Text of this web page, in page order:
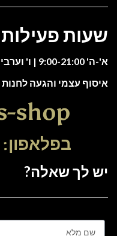
שעות
א'-ה' 9:00-21:00 | ו' וערבי חג 9:00-13:00
איסוף עצמי והגעה
shop
בפלאפון: 051-5588135
יש לך שאלה?